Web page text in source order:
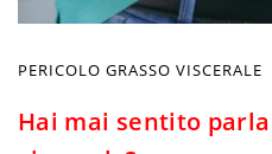
PERICOLO GRASSO VISCERALE
Hai mai sentito